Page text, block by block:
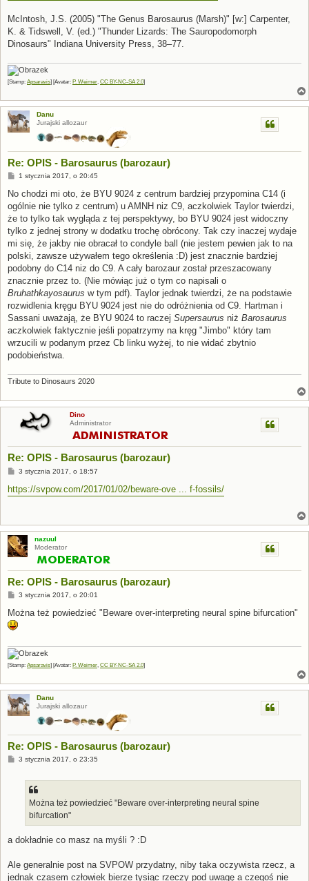
McIntosh, J.S. (2005) "The Genus Barosaurus (Marsh)" [w:] Carpenter,
K. & Tidswell, V. (ed.) "Thunder Lizards: The Sauropodomorph
Dinosaurs" Indiana University Press, 38–77.
[Stamp: Apsaravis] [Avatar: P. Weimer, CC BY-NC-SA 2.0]
Danu
Jurajski allozaur
Re: OPIS - Barosaurus (barozaur)
P
s
1 stycznia 2017, o 20:45
No chodzi mi oto, że BYU 9024 z centrum bardziej przypomina C14 (i
ogólnie nie tylko z centrum) u AMNH niz C9, aczkolwiek Taylor twierdzi,
że to tylko tak wygląda z tej perspektywy, bo BYU 9024 jest widoczny
tylko z jednej strony w dodatku trochę obrócony. Tak czy inaczej wydaje
mi się, że jakby nie obracał to condyle ball (nie jestem pewien jak to na
polski, zawsze używałem tego określenia :D) jest znacznie bardziej
podobny do C14 niz do C9. A cały barozaur został przeszacowany
znacznie przez to. (Nie mówiąc już o tym co napisali o
Bruhathkayosaurus w tym pdf). Taylor jednak twierdzi, że na podstawie
rozwidlenia kręgu BYU 9024 jest nie do odróżnienia od C9. Hartman i
Sassani uważają, że BYU 9024 to raczej Supersaurus niż Barosaurus
aczkolwiek faktycznie jeśli popatrzymy na kręg "Jimbo" który tam
wrzucili w podanym przez Cb linku wyżej, to nie widać zbytnio
podobieństwa.
Tribute to Dinosaurs 2020
Dino
Administrator
Re: OPIS - Barosaurus (barozaur)
P
s
t
3 stycznia 2017, o 18:57
https://svpow.com/2017/01/02/beware-ove ... f-fossils/
nazuul
Moderator
Re: OPIS - Barosaurus (barozaur)
P
s
3 stycznia 2017, o 20:01
Można też powiedzieć "Beware over-interpreting neural spine bifurcation"
[Stamp: Apsaravis] [Avatar: P. Weimer, CC BY-NC-SA 2.0]
Danu
Jurajski allozaur
Re: OPIS - Barosaurus (barozaur)
P3 stycznia 2017, o 23:35
Można też powiedzieć "Beware over-interpreting neural spine
bifurcation"
a dokładnie co masz na myśli ? :D
Ale generalnie post na SVPOW przydatny, niby taka oczywista rzecz, a
jednak czasem człowiek bierze tysiąc rzeczy pod uwagę a czegoś nie